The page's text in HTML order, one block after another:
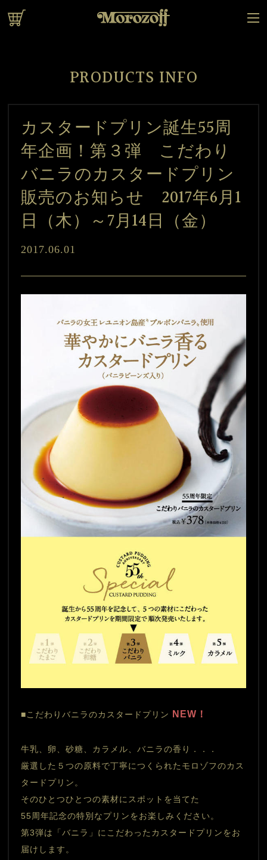
PRODUCTS INFO
カスタードプリン誕生55周
年企画！第３弾 こだわり
バニラのカスタードプリン
販売のお知らせ 2017年6月1
日（木）～7月14日（金）
2017.06.01
■こだわりバニラのカスタードプリン NEW！
牛乳、卵、砂糖、カラメル、バニラの香り．．．
厳選した５つの原料で丁寧につくられたモロゾフのカス
タードプリン。
そのひとつひとつの素材にスポットを当てた
55周年記念の特別なプリンをお楽しみください。
第3弾は「バニラ」にこだわったカスタードプリンをお
届けします。